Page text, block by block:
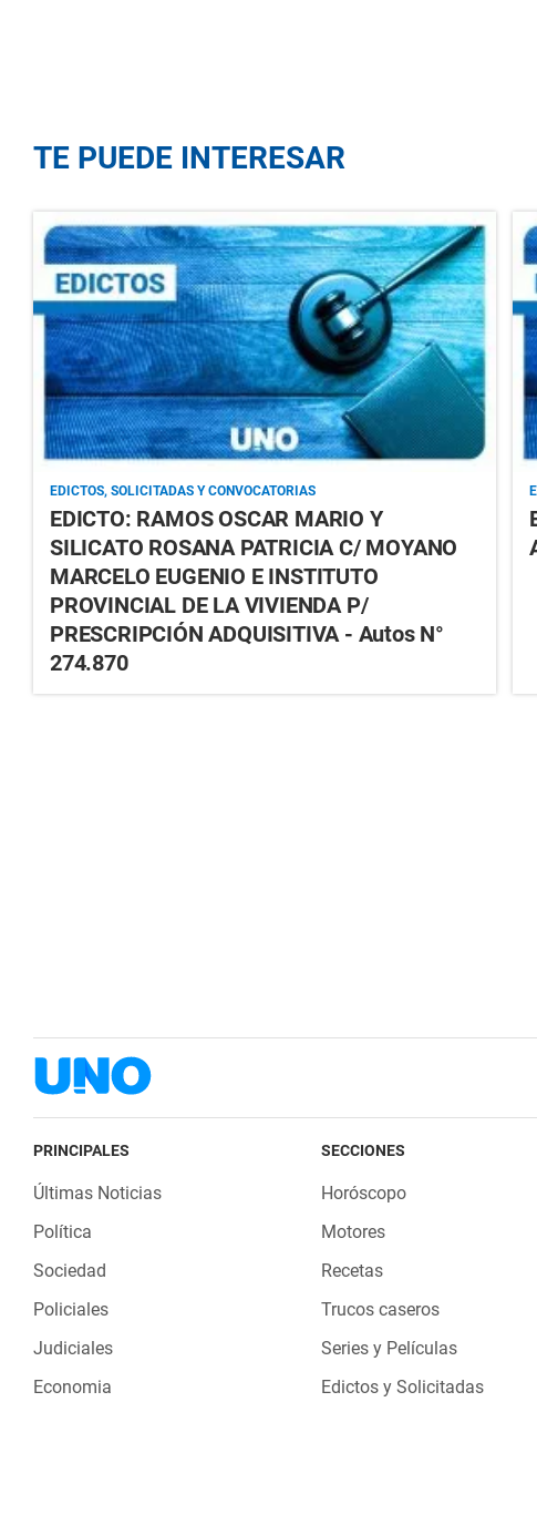
TE PUEDE INTERESAR
EDICTOS, SOLICITADAS Y CONVOCATORIAS
EDICTO: RAMOS OSCAR MARIO Y
SILICATO ROSANA PATRICIA C/ MOYANO
MARCELO EUGENIO E INSTITUTO
PROVINCIAL DE LA VIVIENDA P/
PRESCRIPCIÓN ADQUISITIVA - Autos N°
274.870
PRINCIPALES
Últimas Noticias
Política
Sociedad
Policiales
Judiciales
Economia
SECCIONES
Horóscopo
Motores
Recetas
Trucos caseros
Series y Películas
Edictos y Solicitadas